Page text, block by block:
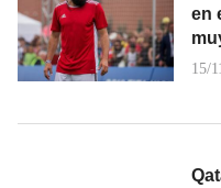
en
15/